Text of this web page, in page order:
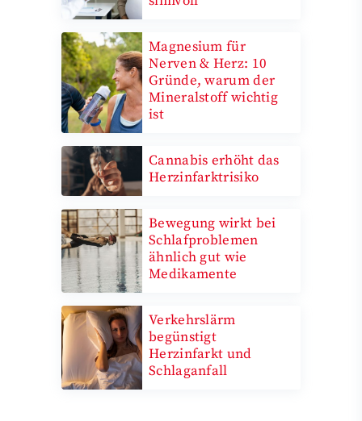
Magnesium für
Nerven & Herz: 10
Gründe, warum der
Mineralstoff wichtig
ist
Cannabis erhöht das
Herzinfarktrisiko
Bewegung wirkt bei
Schlafproblemen
ähnlich gut wie
Medikamente
Verkehrslärm
begünstigt
Herzinfarkt und
Schlaganfall